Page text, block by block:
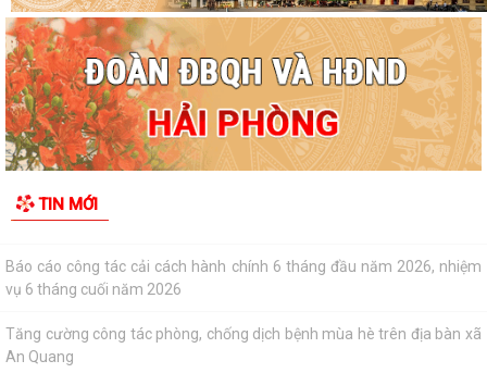
TIN MỚI
Báo cáo công tác cải cách hành chính 6 tháng đầu năm 2026, nhiệm
vụ 6 tháng cuối năm 2026
Tăng cường công tác phòng, chống dịch bệnh mùa hè trên địa bàn xã
An Quang
HÒA NHẬP CỘNG ĐỒNG
NẠN, THẢM HỌA TÀU THUYỀN TRONG VÙNG NƯỚC...
trong phạm vi thực hiện Dự án Cụm...